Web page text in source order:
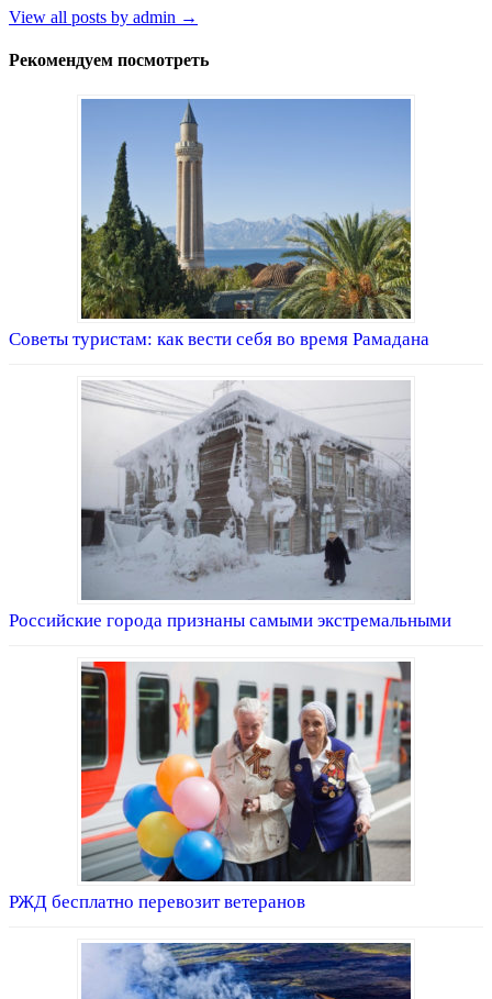
View all posts by admin →
Рекомендуем посмотреть
Советы туристам: как вести себя во время Рамадана
Российские города признаны самыми экстремальными
РЖД бесплатно перевозит ветеранов